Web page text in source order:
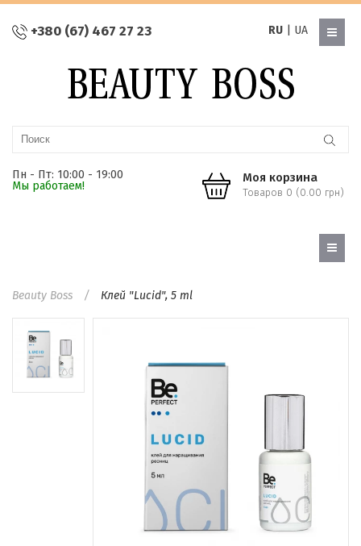
+380 (67) 467 27 23 RU| UA
Пн - Пт: 10:00 - 19:00
Мы работаем!
Моя корзина
Товаров 0 (0.00 грн)
Beauty Boss Клей "Lucid", 5 ml